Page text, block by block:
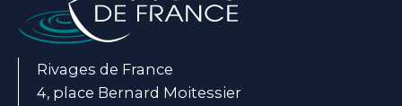
Rivages de France
4, place Bernard Moitessier